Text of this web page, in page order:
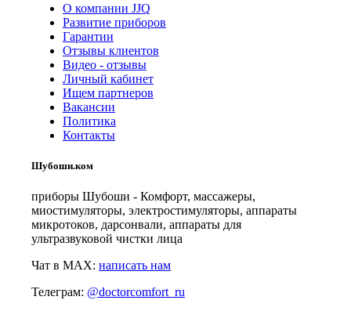
О компании JJQ
Развитие приборов
Гарантии
Отзывы клиентов
Видео - отзывы
Личный кабинет
Ищем партнеров
Вакансии
Политика
Контакты
Шубоши.ком
приборы Шубоши - Комфорт, массажеры,
миостимуляторы, электростимуляторы, аппараты
микротоков, дарсонвали, аппараты для
ультразвуковой чистки лица
Чат в MAX: написать нам
Телеграм: @doctorcomfort_ru